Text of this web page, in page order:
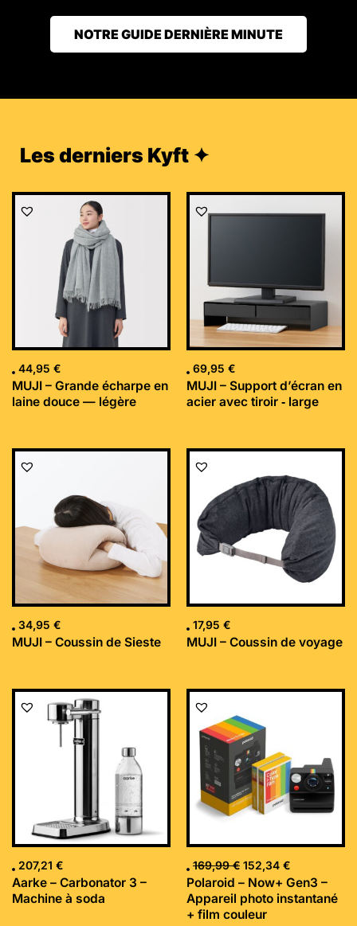
NOTRE GUIDE DERNIÈRE MINUTE
Les derniers Kyft ✦
44,95 €
MUJI – Grande écharpe en
laine douce — légère
69,95 €
MUJI – Support d’écran en
acier avec tiroir ‐ large
34,95 €
MUJI – Coussin de Sieste
17,95 €
MUJI – Coussin de voyage
207,21 €
Aarke – Carbonator 3 –
Machine à soda
169,99€
Le
initial
était :
169,99 €.
152,34 €
Le
Polaroid – Now+ Gen3 –
Appareil photo instantané
+ film couleur